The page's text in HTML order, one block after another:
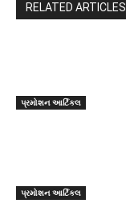
RELATED ARTICLES
પ્રમોશન આર્ટિકલ
પ્રમોશન આર્ટિકલ